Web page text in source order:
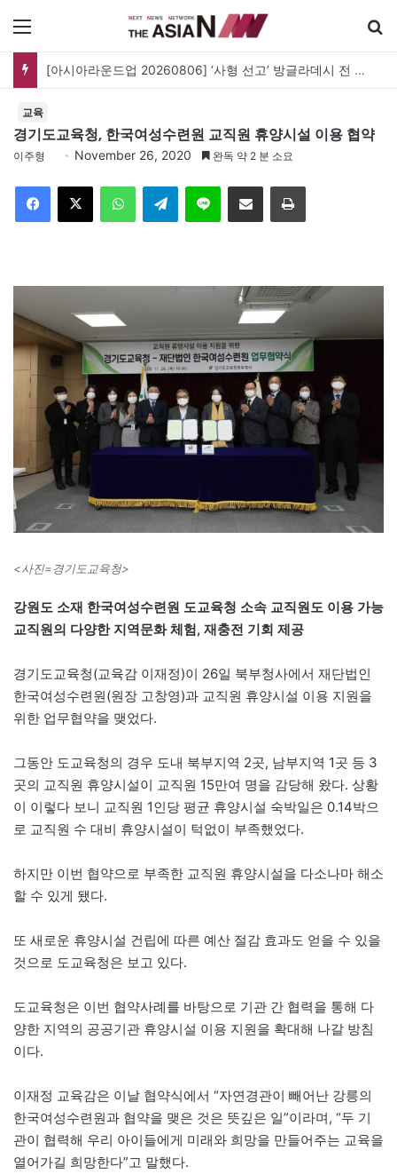
[아시아라운드업 20260806] ‘사형 선고’ 방글라데시 전 총리, 도피국 인도서 연설
교육
경기도교육청, 한국여성수련원 교직원 휴양시설 이용 협약
이주형 November 26, 2020 완독 약 2 분 소요
Telegram 이메일
<사진=경기도교육청>
강원도 소재 한국여성수련원 도교육청 소속 교직원도 이용 가능
교직원의 다양한 지역문화 체험, 재충전 기회 제공
경기도교육청(교육감 이재정)이 26일 북부청사에서 재단법인
한국여성수련원(원장 고창영)과 교직원 휴양시설 이용 지원을
위한 업무협약을 맺었다.
그동안 도교육청의 경우 도내 북부지역 2곳, 남부지역 1곳 등 3
곳의 교직원 휴양시설이 교직원 15만여 명을 감당해 왔다. 상황
이 이렇다 보니 교직원 1인당 평균 휴양시설 숙박일은 0.14박으
로 교직원 수 대비 휴양시설이 턱없이 부족했었다.
하지만 이번 협약으로 부족한 교직원 휴양시설을 다소나마 해소
할 수 있게 됐다.
또 새로운 휴양시설 건립에 따른 예산 절감 효과도 얻을 수 있을
것으로 도교육청은 보고 있다.
도교육청은 이번 협약사례를 바탕으로 기관 간 협력을 통해 다
양한 지역의 공공기관 휴양시설 이용 지원을 확대해 나갈 방침
이다.
이재정 교육감은 이날 협약식에서 “자연경관이 빼어난 강릉의
한국여성수련원과 협약을 맺은 것은 뜻깊은 일”이라며, “두 기
관이 협력해 우리 아이들에게 미래와 희망을 만들어주는 교육을
열어가길 희망한다”고 말했다.